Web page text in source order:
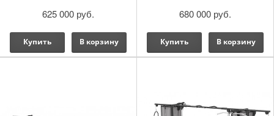
625 000 руб.
Купить В корзину
680 000 руб.
Купить В корзину